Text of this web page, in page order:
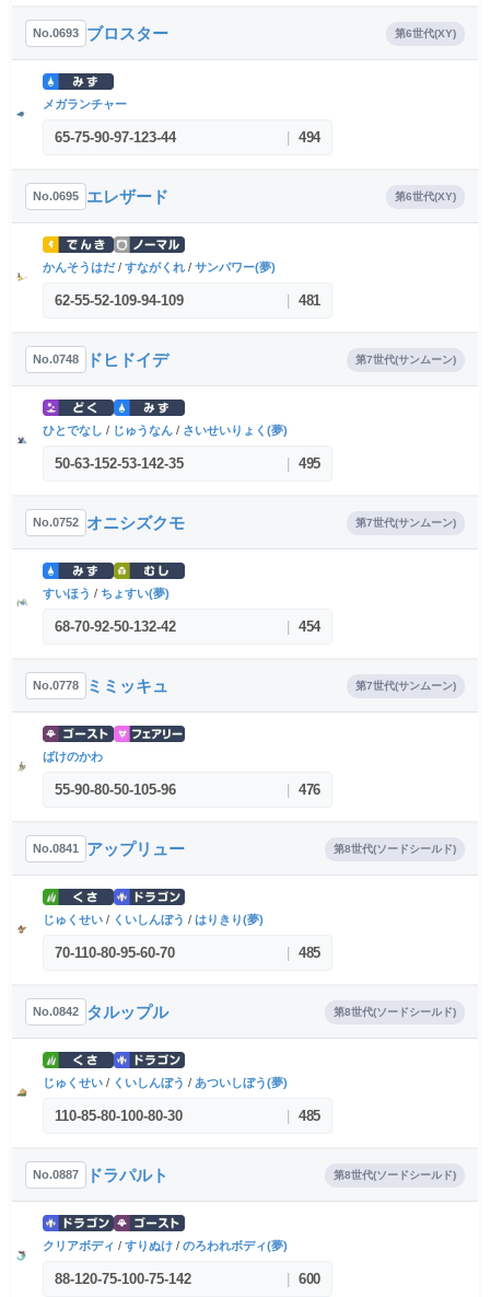
No.0693 ブロスター 第6世代(XY)
メガランチャー
65-75-90-97-123-44 494
No.0695 エレザード 第6世代(XY)
かんそうはだ / すながくれ / サンパワー(夢)
62-55-52-109-94-109 481
No.0748 ドヒドイデ 第7世代(サンムーン)
ひとでなし / じゅうなん / さいせいりょく(夢)
50-63-152-53-142-35 495
No.0752 オニシズクモ 第7世代(サンムーン)
すいほう / ちょすい(夢)
68-70-92-50-132-42 454
No.0778 ミミッキュ 第7世代(サンムーン)
ばけのかわ
55-90-80-50-105-96 476
No.0841 アップリュー 第8世代(ソードシールド)
じゅくせい / くいしんぼう / はりきり(夢)
70-110-80-95-60-70 485
No.0842 タルップル 第8世代(ソードシールド)
じゅくせい / くいしんぼう / あついしぼう(夢)
110-85-80-100-80-30 485
No.0887 ドラパルト 第8世代(ソードシールド)
クリアボディ / すりぬけ / のろわれボディ(夢)
88-120-75-100-75-142 600